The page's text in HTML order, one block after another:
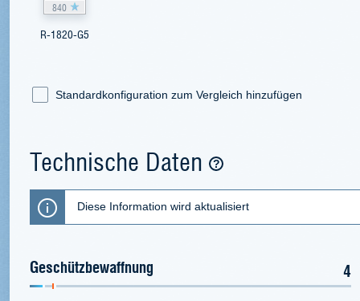
840
R-1820-G5
Standardkonfiguration zum Vergleich hinzufügen
Technische Daten
Diese Information wird aktualisiert
Geschützbewaffnung 4